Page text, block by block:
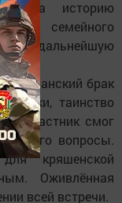
историю
их семейного
на дальнейшую
брак
браки, таинство
участник смог
его вопросы.
кряшенской
Оживлённая
всей встречи.